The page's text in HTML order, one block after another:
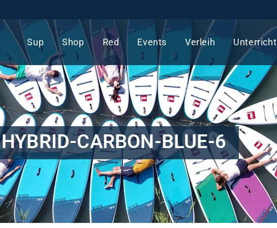
Sup Shop Red Events Verleih Unterricht
HYBRID-CARBON-BLUE-6